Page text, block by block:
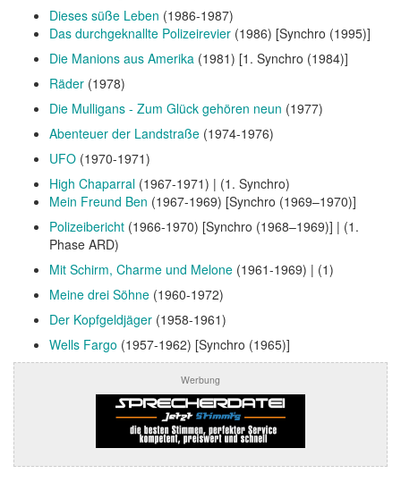
Dieses süße Leben (1986-1987)
Das durchgeknallte Polizeirevier (1986) [Synchro (1995)]
Die Manions aus Amerika (1981) [1. Synchro (1984)]
Räder (1978)
Die Mulligans - Zum Glück gehören neun (1977)
Abenteuer der Landstraße (1974-1976)
UFO (1970-1971)
High Chaparral (1967-1971) | (1. Synchro)
Mein Freund Ben (1967-1969) [Synchro (1969–1970)]
Polizeibericht (1966-1970) [Synchro (1968–1969)] | (1.
Phase ARD)
Mit Schirm, Charme und Melone (1961-1969) | (1)
Meine drei Söhne (1960-1972)
Der Kopfgeldjäger (1958-1961)
Wells Fargo (1957-1962) [Synchro (1965)]
Werbung